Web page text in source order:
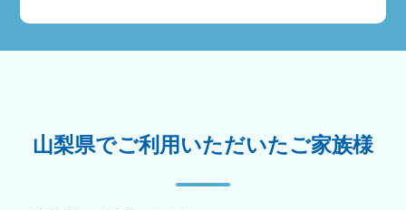
山梨県でご利用いただいたご家族様